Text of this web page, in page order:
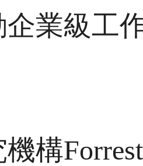
企業級工
構